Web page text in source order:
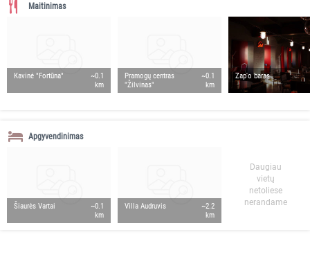
Maitinimas
Kavinė "Fortūna"
~0.1
km
Pramogų centras
"Žilvinas"
~0.1
km
Zap'o baras
Apgyvendinimas
Šiaurės Vartai
~0.1
km
Villa Audruvis
~2.2
km
Daugiau
vietų
netoliese
nerandame